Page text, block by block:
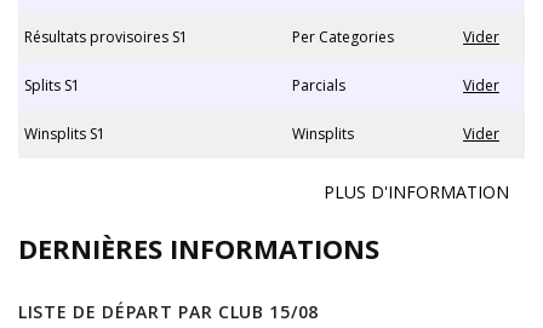
Résultats provisoires S1 Per Categories Vider
Splits S1 Parcials Vider
Winsplits S1 Winsplits Vider
PLUS D'INFORMATION
DERNIÈRES INFORMATIONS
LISTE DE DÉPART PAR CLUB 15/08